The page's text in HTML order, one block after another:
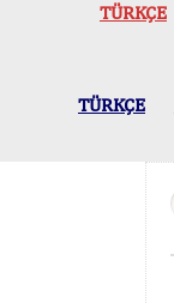
TÜRKÇE
TÜRKÇE